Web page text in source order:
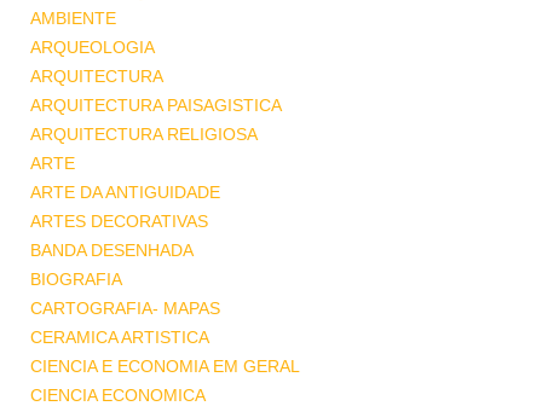
AMBIENTE
ARQUEOLOGIA
ARQUITECTURA
ARQUITECTURA PAISAGISTICA
ARQUITECTURA RELIGIOSA
ARTE
ARTE DA ANTIGUIDADE
ARTES DECORATIVAS
BANDA DESENHADA
BIOGRAFIA
CARTOGRAFIA- MAPAS
CERAMICA ARTISTICA
CIENCIA E ECONOMIA EM GERAL
CIENCIA ECONOMICA